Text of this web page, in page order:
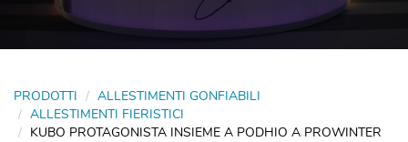
PRODOTTI
ALLESTIMENTI GONFIABILI
ALLESTIMENTI FIERISTICI
KUBO PROTAGONISTA INSIEME A PODHIO A PROWINTER